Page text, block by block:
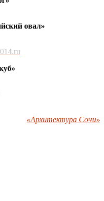
овал»
«Архитектура Сочи»